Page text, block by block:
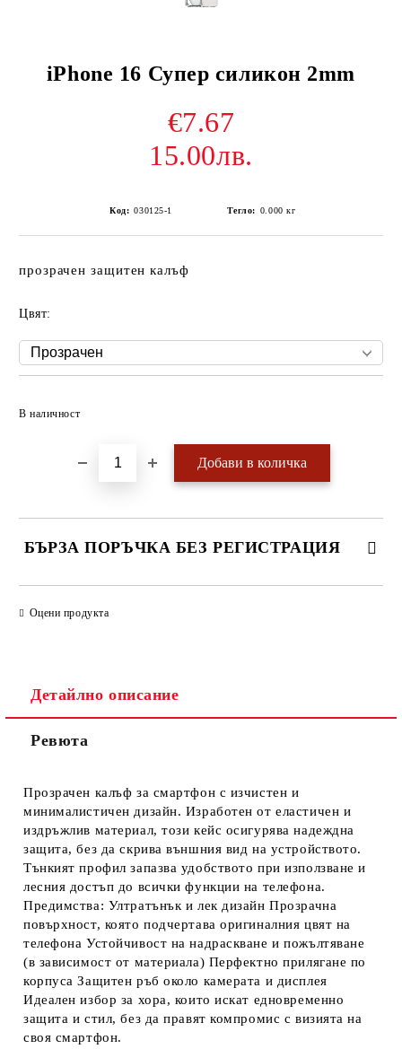
iPhone 16 Супер силикон 2mm
€7.67
15.00лв.
Код: 030125-1 Тегло: 0.000 кг
прозрачен защитен калъф
Цвят:
В наличност
БЪРЗА ПОРЪЧКА БЕЗ РЕГИСТРАЦИЯ
Оцени продукта
Детайлно описание
Ревюта
Прозрачен калъф за смартфон с изчистен и
минималистичен дизайн. Изработен от еластичен и
издръжлив материал, този кейс осигурява надеждна
защита, без да скрива външния вид на устройството.
Тънкият профил запазва удобството при използване и
лесния достъп до всички функции на телефона.
Предимства: Ултратънък и лек дизайн Прозрачна
повърхност, която подчертава оригиналния цвят на
телефона Устойчивост на надраскване и пожълтяване
(в зависимост от материала) Перфектно прилягане по
корпуса Защитен ръб около камерата и дисплея
Идеален избор за хора, които искат едновременно
защита и стил, без да правят компромис с визията на
своя смартфон.